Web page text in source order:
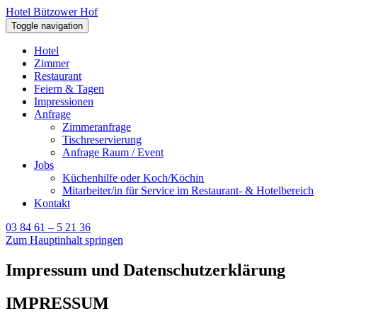
Hotel Bützower Hof
Toggle navigation
Hotel
Zimmer
Restaurant
Feiern & Tagen
Impressionen
Anfrage
Zimmeranfrage
Tischreservierung
Anfrage Raum / Event
Jobs
Küchenhilfe oder Koch/Köchin
Mitarbeiter/in für Service im Restaurant- & Hotelbereich
Kontakt
03 84 61 – 5 21 36
Zum Hauptinhalt springen
Impressum und Datenschutzerklärung
IMPRESSUM